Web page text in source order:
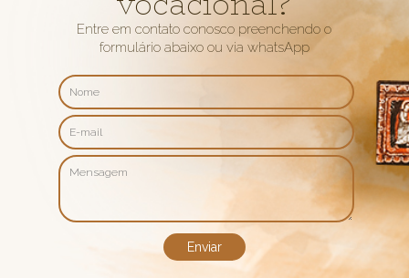
Entre em contato conosco preenchendo o
formulário abaixo ou via whatsApp